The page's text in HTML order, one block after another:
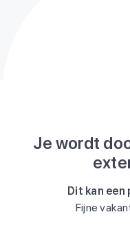
Je wordt
Dit kan een
Fijne